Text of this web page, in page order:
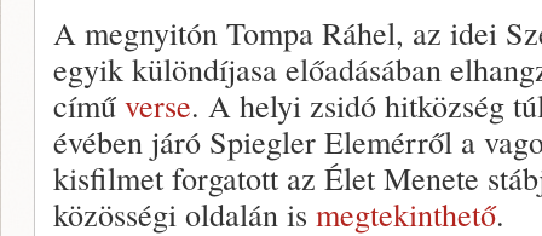
A megnyitón Tompa Ráhel, az idei
egyik különdíjasa előadásában
című verse. A helyi zsidó hitközség
évében járó Spiegler Elemérről a
kisfilmet forgatott az Élet Menete
közösségi oldalán is megtekinthető.